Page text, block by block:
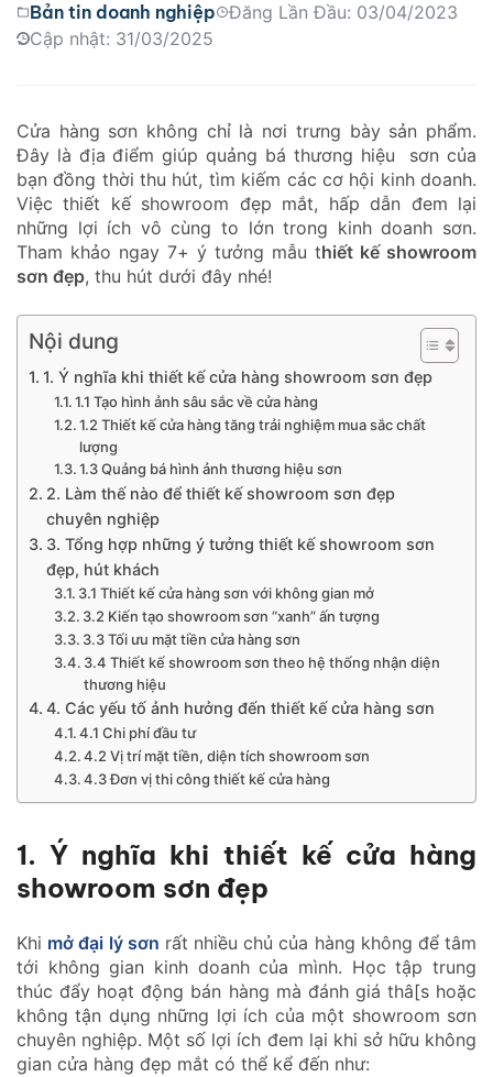
Bản tin doanh nghiệp
Đăng Lần Đầu: 03/04/2023
Cập nhật: 31/03/2025
Cửa hàng sơn không chỉ là nơi trưng bày sản phẩm.
Đây là địa điểm giúp quảng bá thương hiệu sơn của
bạn đồng thời thu hút, tìm kiếm các cơ hội kinh doanh.
Việc thiết kế showroom đẹp mắt, hấp dẫn đem lại
những lợi ích vô cùng to lớn trong kinh doanh sơn.
Tham khảo ngay 7+ ý tưởng mẫu thiết kế showroom
sơn đẹp, thu hút dưới đây nhé!
Nội dung
1. Ý nghĩa khi thiết kế cửa hàng showroom sơn đẹp
1.1 Tạo hình ảnh sâu sắc về cửa hàng
1.2 Thiết kế cửa hàng tăng trải nghiệm mua sắc chất
lượng
1.3 Quảng bá hình ảnh thương hiệu sơn
2. Làm thế nào để thiết kế showroom sơn đẹp
chuyên nghiệp
3. Tổng hợp những ý tưởng thiết kế showroom sơn
đẹp, hút khách
3.1 Thiết kế cửa hàng sơn với không gian mở
3.2 Kiến tạo showroom sơn “xanh” ấn tượng
3.3 Tối ưu mặt tiền cửa hàng sơn
3.4 Thiết kế showroom sơn theo hệ thống nhận diện
thương hiệu
4. Các yếu tố ảnh hưởng đến thiết kế cửa hàng sơn
4.1 Chi phí đầu tư
4.2 Vị trí mặt tiền, diện tích showroom sơn
4.3 Đơn vị thi công thiết kế cửa hàng
1. Ý nghĩa khi thiết kế cửa hàng
showroom sơn đẹp
Khi mở đại lý sơn rất nhiều chủ của hàng không để tâm
tới không gian kinh doanh của mình. Học tập trung
thúc đẩy hoạt động bán hàng mà đánh giá thâ[s hoặc
không tận dụng những lợi ích của một showroom sơn
chuyên nghiệp. Một số lợi ích đem lại khi sở hữu không
gian cửa hàng đẹp mắt có thể kể đến như: